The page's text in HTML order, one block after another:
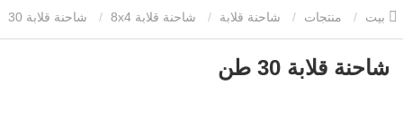
منتجات شاحنة قلابة شاحنة قلابة 8x4 شاحنة قلابة 30
طن
شاحنة قلابة 30 طن